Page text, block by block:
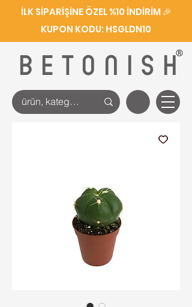
BETONISH
®
İLK SİPARİŞİNE ÖZEL %10 İNDİRİM 🎉
KUPON KODU: HSGLDN10